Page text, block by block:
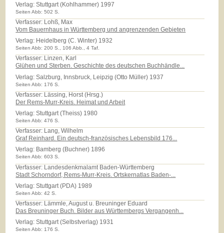
Verlag:Stuttgart (Kohlhammer) 1997
Seiten Abb: 502 S.
Verfasser: Lohß, Max
Vom Bauernhaus in Württemberg und angrenzenden Gebieten
Verlag: Heidelberg (C. Winter) 1932
Seiten Abb: 200 S., 106 Abb., 4 Taf.
Verfasser: Linzen, Karl
Glühen und Sterben. Geschichte des deutschen Buchhändle...
Verlag:Salzburg, Innsbruck, Leipzig (Otto Müller) 1937
Seiten Abb: 176 S.
Verfasser: Lässing, Horst (Hrsg.)
Der Rems-Murr-Kreis. Heimat und Arbeit
Verlag:Stuttgart (Theiss) 1980
Seiten Abb: 476 S.
Verfasser: Lang, Wilhelm
Graf Reinhard. Ein deutsch-französisches Lebensbild 176...
Verlag: Bamberg (Buchner) 1896
Seiten Abb: 603 S.
Verfasser: Landesdenkmalamt Baden-Württemberg
Stadt Schorndorf, Rems-Murr-Kreis. Ortskernatlas Baden-...
Verlag:Stuttgart (PDA) 1989
Seiten Abb: 42 S.
Verfasser: Lämmle, August u. Breuninger Eduard
Das Breuninger Buch. Bilder aus Württembergs Vergangenh...
Verlag:Stuttgart (Selbstverlag) 1931
Seiten Abb: 176 S.